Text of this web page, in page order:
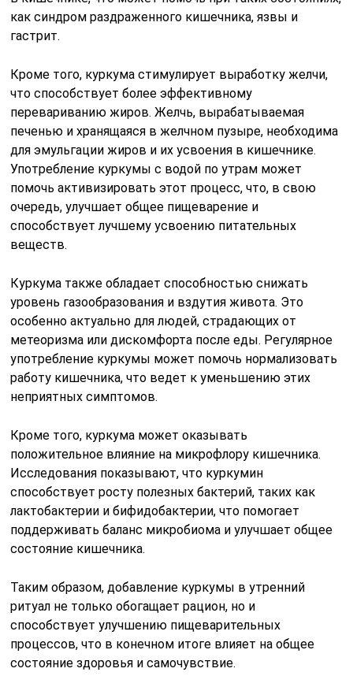
как синдром раздраженного кишечника, язвы и
гастрит.
Кроме того, куркума стимулирует выработку желчи,
что способствует более эффективному
перевариванию жиров. Желчь, вырабатываемая
печенью и хранящаяся в желчном пузыре, необходима
для эмульгации жиров и их усвоения в кишечнике.
Употребление куркумы с водой по утрам может
помочь активизировать этот процесс, что, в свою
очередь, улучшает общее пищеварение и
способствует лучшему усвоению питательных
веществ.
Куркума также обладает способностью снижать
уровень газообразования и вздутия живота. Это
особенно актуально для людей, страдающих от
метеоризма или дискомфорта после еды. Регулярное
употребление куркумы может помочь нормализовать
работу кишечника, что ведет к уменьшению этих
неприятных симптомов.
Кроме того, куркума может оказывать
положительное влияние на микрофлору кишечника.
Исследования показывают, что куркумин
способствует росту полезных бактерий, таких как
лактобактерии и бифидобактерии, что помогает
поддерживать баланс микробиома и улучшает общее
состояние кишечника.
Таким образом, добавление куркумы в утренний
ритуал не только обогащает рацион, но и
способствует улучшению пищеварительных
процессов, что в конечном итоге влияет на общее
состояние здоровья и самочувствие.